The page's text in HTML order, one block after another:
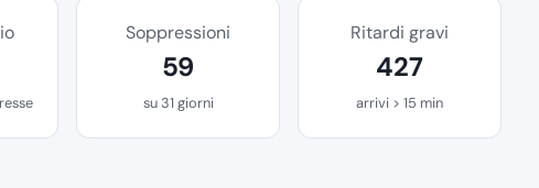
Soppressioni
59
su 31 giorni
Ritardi gravi
427
arrivi > 15 min